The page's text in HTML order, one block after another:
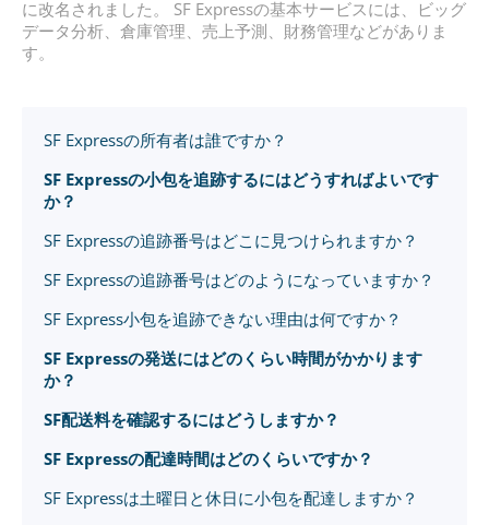
に改名されました。 SF Expressの基本サービスには、ビッグ
データ分析、倉庫管理、売上予測、財務管理などがありま
す。
SF Expressの所有者は誰ですか？
SF Expressの小包を追跡するにはどうすればよいです
か？
SF Expressの追跡番号はどこに見つけられますか？
SF Expressの追跡番号はどのようになっていますか？
SF Express小包を追跡できない理由は何ですか？
SF Expressの発送にはどのくらい時間がかかります
か？
SF配送料を確認するにはどうしますか？
SF Expressの配達時間はどのくらいですか？
SF Expressは土曜日と休日に小包を配達しますか？